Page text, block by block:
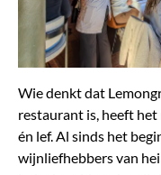
Wie denkt dat
restaurant is, heeft het
én lef. Al sinds het
wijnliefhebbers van